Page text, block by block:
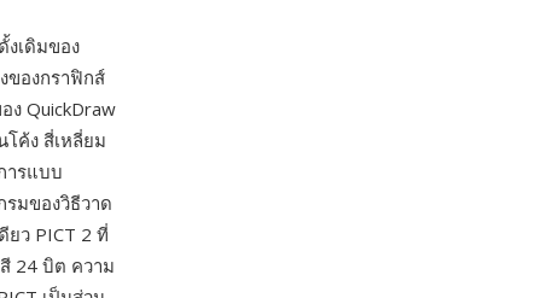
เดิมของ
ของกราฟิกส์
ง QuickDraw
ค้ง สี่เหลี่ยม
ารแบบ
รมของวิธีวาด
ว PICT 2 ที่
24 บิต ความ